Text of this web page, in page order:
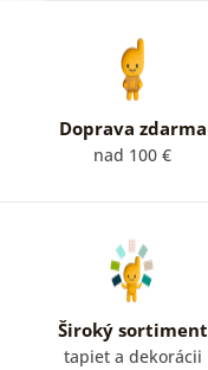
Doprava zdarma
nad 100 €
Široký sortiment
tapiet a dekorácii